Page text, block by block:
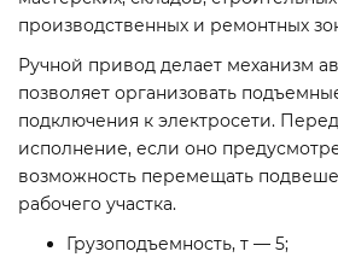
производственных и ремонтных
Ручной привод делает механизм
позволяет организовать
подключения к электросети.
исполнение, если оно
возможность перемещать
рабочего участка.
Грузоподъемность, т — 5;